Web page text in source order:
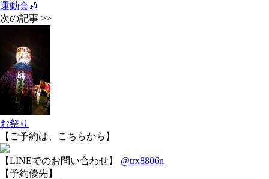
運動会🎶
次の記事 >>
お祭り
【ご予約は、こちらから】
【LINEでのお問い合わせ】 @trx8806n
【予約優先】